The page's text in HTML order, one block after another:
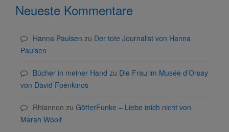
Neueste Kommentare
Hanna Paulsen zu Der tote Journalist von Hanna
Paulsen
Bücher in meiner Hand zu Die Frau im Musée d’Orsay
von David Foenkinos
Rhiannon zu GötterFunke – Liebe mich nicht von
Marah Woolf